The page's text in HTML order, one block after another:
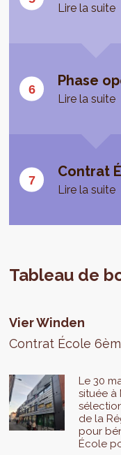
Lire la suite
Phase
Lire la suite
Contrat
Lire la suite
Tableau de
Vier Winden
Contrat École
Le 30
située à
de la
pour
École